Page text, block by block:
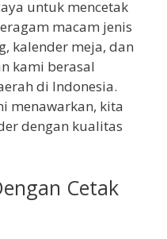
untuk mencetak
macam jenis
kalender meja, dan
kami berasal
di Indonesia.
menawarkan, kita
dengan kualitas
Cetak